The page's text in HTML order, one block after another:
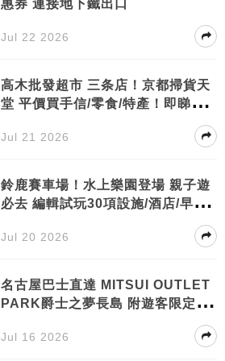
惠券 連接地下鐵出口
Jul 22 2026
高木批發超市 三条店！京都掃貨天
堂 平價買手信/零食/特產！即睇交
Jul 21 2026
鈴鹿賽車場！水上樂園登場 親子遊
必去 編輯試玩30項設施/酒店/早晚
Jul 20 2026
名古屋巴士直達 MITSUI OUTLET
PARK爵士之夢長島 附遊客限定優
Jul 16 2026